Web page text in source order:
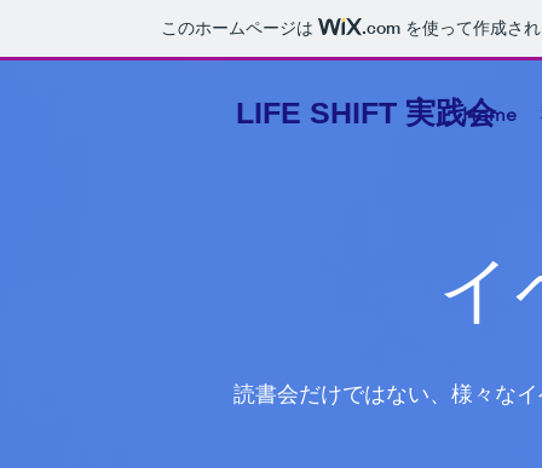
このホームページは .com を使って作成さ
LIFE SHIFT 実践会
Home
イ
読書会だけではない、様々な